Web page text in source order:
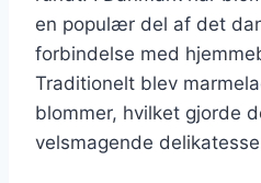
en populær del af det
forbindelse med
Traditionelt blev
blommer, hvilket gjorde
velsmagende